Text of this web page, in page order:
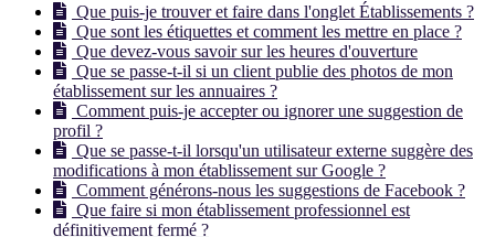
Que puis-je trouver et faire dans l'onglet Établissements ?
Que sont les étiquettes et comment les mettre en place ?
Que devez-vous savoir sur les heures d'ouverture
Que se passe-t-il si un client publie des photos de mon
établissement sur les annuaires ?
Comment puis-je accepter ou ignorer une suggestion de
profil ?
Que se passe-t-il lorsqu'un utilisateur externe suggère des
modifications à mon établissement sur Google ?
Comment générons-nous les suggestions de Facebook ?
Que faire si mon établissement professionnel est
définitivement fermé ?